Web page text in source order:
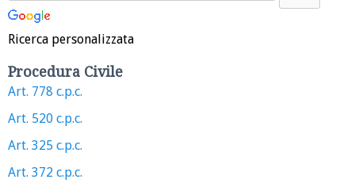
Ricerca personalizzata
Procedura Civile
Art. 778 c.p.c.
Art. 520 c.p.c.
Art. 325 c.p.c.
Art. 372 c.p.c.